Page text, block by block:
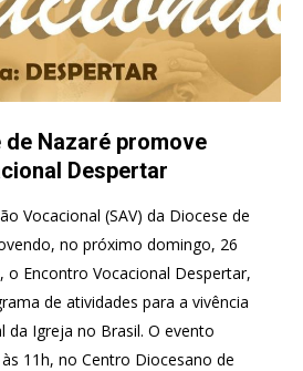
de Nazaré promove
Despertar
Vocacional (SAV) da Diocese de
no próximo domingo, 26
o Encontro Vocacional Despertar,
de atividades para a vivência
da Igreja no Brasil. O evento
11h, no Centro Diocesano de